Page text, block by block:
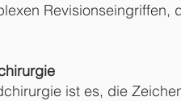
ist es, die